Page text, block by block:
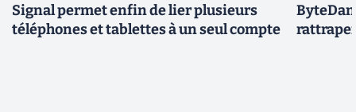
Signal permet enfin de lier plusieurs
téléphones et tablettes à un seul compte